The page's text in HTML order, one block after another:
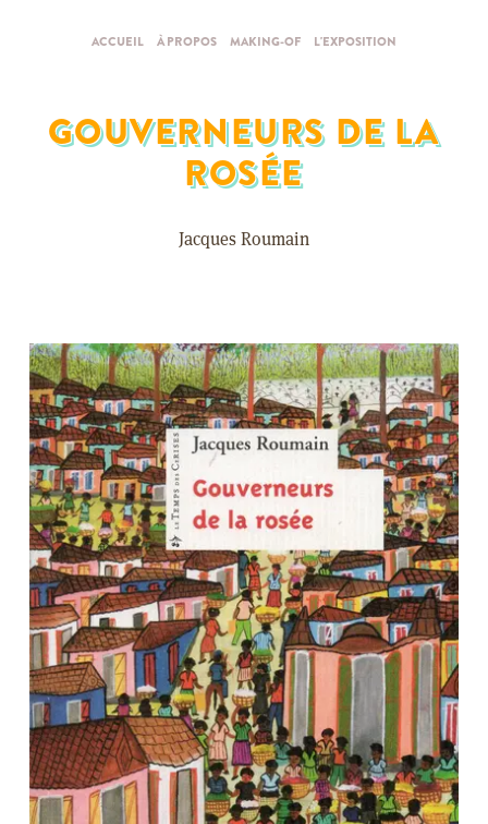
ACCUEIL À PROPOS MAKING-OF L'EXPOSITION
GOUVERNEURS DE LA
ROSÉE
Jacques Roumain